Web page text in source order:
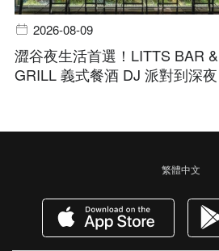
2026-08-09
澀谷夜生活首選！LITTS BAR &
GRILL 義式餐酒 DJ 派對到深夜
繁體中文